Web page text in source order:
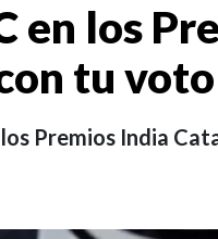
en los
tu voto
Premios India